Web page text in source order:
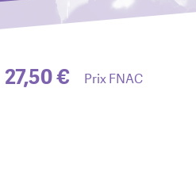
27,50 € Prix FNAC